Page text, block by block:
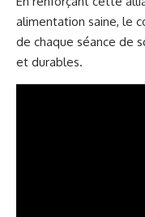
alimentation saine, le
de chaque séance de
et durables.